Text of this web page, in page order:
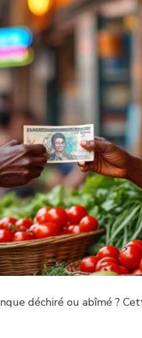
déchiré ou abîmé ?